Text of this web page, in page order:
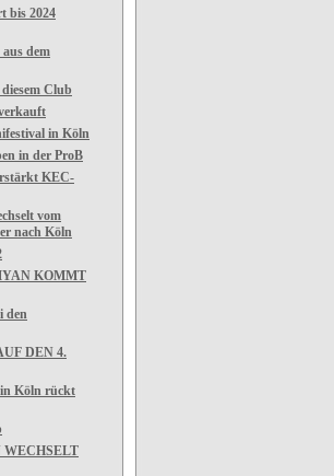
bis 2024
dem
Club
in Köln
in der ProB
KEC-
vom
nach Köln
KOMMT
den
DEN 4.
Köln rückt
WECHSELT